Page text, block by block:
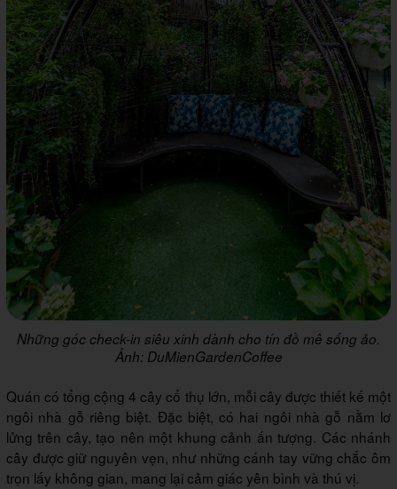
Những góc check-in siêu xinh dành cho tín đồ mê sống ảo.
Ảnh: DuMienGardenCoffee
Quán có tổng cộng 4 cây cổ thụ lớn, mỗi cây được thiết kế một
ngôi nhà gỗ riêng biệt. Đặc biệt, có hai ngôi nhà gỗ nằm lơ
lửng trên cây, tạo nên một khung cảnh ấn tượng. Các nhánh
cây được giữ nguyên vẹn, như những cánh tay vững chắc ôm
trọn lấy không gian, mang lại cảm giác yên bình và thú vị.